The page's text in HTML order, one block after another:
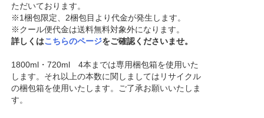
ただいております。
※1梱包限定、2梱包目より代金が発生します。
※クール便代金は送料無料対象外になります。
詳しくはこちらのページをご確認くださいませ。
1800ml・720ml 4本までは専用梱包箱を使用いた
します。それ以上の本数に関しましてはリサイクル
の梱包箱を使用いたします。ご了承お願いいたしま
す。